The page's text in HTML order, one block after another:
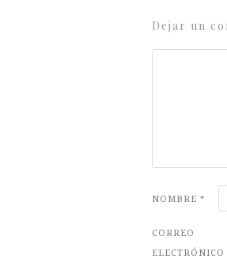
Dejar un
NOMBRE *
CORREO
ELECTRÓNICO